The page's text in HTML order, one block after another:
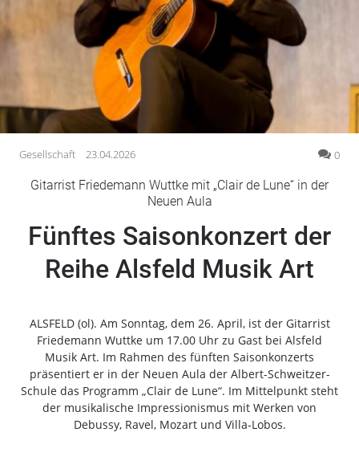
Gesundheit
Kultur
Lifestyle
Wirtschaft
Vogelsberg
Alsfeld
Romrod
Homberg
Ohm
Antrifttal
Feldatal
Freiensteinau
Gemünden
Grebenau
Gesellschaft 23.04.2026 0
Gitarrist Friedemann Wuttke mit „Clair de Lune“ in der
Neuen Aula
Fünftes Saisonkonzert der
Reihe Alsfeld Musik Art
ALSFELD (ol). Am Sonntag, dem 26. April, ist der Gitarrist
Friedemann Wuttke um 17.00 Uhr zu Gast bei Alsfeld
Musik Art. Im Rahmen des fünften Saisonkonzerts
präsentiert er in der Neuen Aula der Albert-Schweitzer-
Schule das Programm „Clair de Lune“. Im Mittelpunkt steht
der musikalische Impressionismus mit Werken von
Debussy, Ravel, Mozart und Villa-Lobos.